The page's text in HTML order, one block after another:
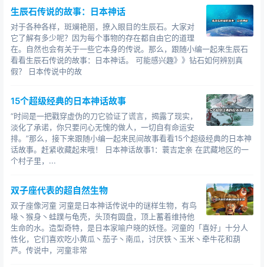
生辰石传说的故事：日本神话
对于各种各样，斑斓艳丽，撩入眼目的生辰石。大家对
它了解有多少呢？因为每个事物的存在都自由它的道理
在。自然也会有关于一些它本身的传说。那么，跟随小编一起来生辰石
看看生辰石传说的故事：日本神话。 可能感兴趣》》钻石如何辨别真
假？ 日本传说中的故
15个超级经典的日本神话故事
“时间是一把戳穿虚伪的刀它验证了谎言，揭露了现实，
淡化了承诺，你只要问心无愧的做人，一切自有命运安
排。”那么，接下来跟随小编一起来民间故事看看15个超级经典的日本神
话故事。赶紧收藏起来哦！ 日本神话故事1：蓑吉定亲 在武藏地区的一
个村子里，...
双子座代表的超自然生物
双子座像河童 河童是日本神话传说中的谜样生物，有鸟
喙丶猴身丶蛙蹼与龟壳，头顶有圆盘，顶上蓄着维持他
生命的水。造型奇特，是日本家喻户晓的妖怪。河童的「喜好」十分人
性化，它们喜欢吃小黄瓜丶茄子丶南瓜，讨厌铁丶玉米丶牵牛花和葫
芦。传说中，河童非常